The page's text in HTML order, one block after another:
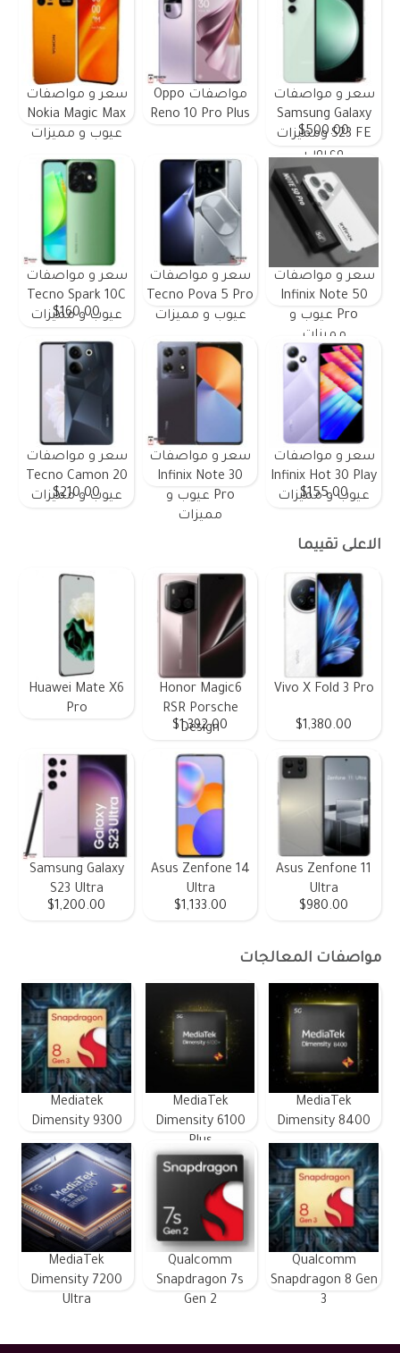
سعر و مواصفات
Samsung Galaxy
S23 FE ومميزات
وعيوب
$500.00
مواصفات Oppo
Reno 10 Pro Plus
سعر و مواصفات
Nokia Magic Max
عيوب و مميزات
سعر و مواصفات
Infinix Note 50
Pro عيوب و
مميزات
سعر و مواصفات
Tecno Pova 5 Pro
عيوب و مميزات
سعر و مواصفات
Tecno Spark 10C
عيوب و مميزات
$160.00
سعر و مواصفات
Infinix Hot 30 Play
عيوب و مميزات
$155.00
سعر و مواصفات
Infinix Note 30
Pro عيوب و
مميزات
سعر و مواصفات
Tecno Camon 20
عيوب و مميزات
$210.00
الاعلى تقييما
Vivo X Fold 3 Pro
$1,380.00
Honor Magic6
RSR Porsche
Design
$1,392.00
Huawei Mate X6
Pro
Asus Zenfone 11
Ultra
$980.00
Asus Zenfone 14
Ultra
$1,133.00
Samsung Galaxy
S23 Ultra
$1,200.00
مواصفات المعالجات
MediaTek
Dimensity 8400
MediaTek
Dimensity 6100
Plus
Mediatek
Dimensity 9300
Qualcomm
Snapdragon 8 Gen
3
Qualcomm
Snapdragon 7s
Gen 2
MediaTek
Dimensity 7200
Ultra